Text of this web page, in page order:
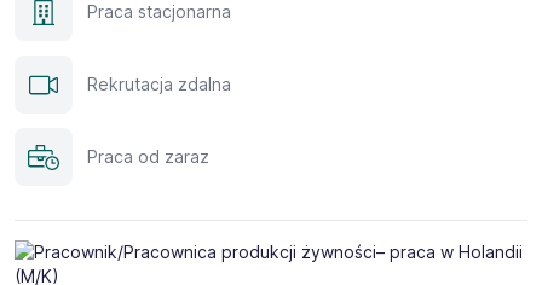
Praca stacjonarna
Rekrutacja zdalna
Praca od zaraz